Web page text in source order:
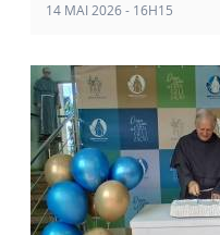
14 MAI 2026 - 16H15